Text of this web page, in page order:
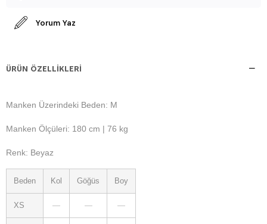
Yorum Yaz
ÜRÜN ÖZELLIKLERI
Manken Üzerindeki Beden: M
Manken Ölçüleri: 180 cm | 76 kg
Renk: Beyaz
Beden Kol Göğüs Boy
XS — — —